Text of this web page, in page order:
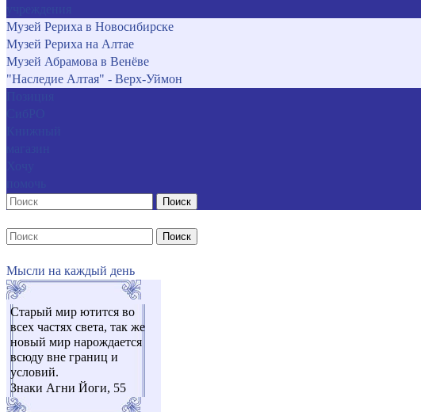
Музей Рериха в Новосибирске
Музей Рериха на Алтае
Музей Абрамова в Венёве
"Наследие Алтая" - Верх-Уймон
Поиск
Поиск
Мысли на каждый день
Старый мир ютится во
всех частях света, так же
новый мир нарождается
всюду вне границ и
условий.
Знаки Агни Йоги, 55